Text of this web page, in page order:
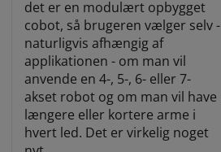
det er en modulært opbygget
cobot, så brugeren vælger selv -
naturligvis afhængig af
applikationen - om man vil
anvende en 4-, 5-, 6- eller 7-
akset robot og om man vil have
længere eller kortere arme i
hvert led. Det er virkelig noget